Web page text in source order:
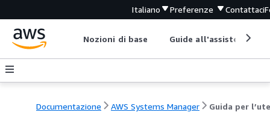
Italiano Preferenze Contattaci
Nozioni di base Guide all'assistenza
Documentazione AWS Systems Manager